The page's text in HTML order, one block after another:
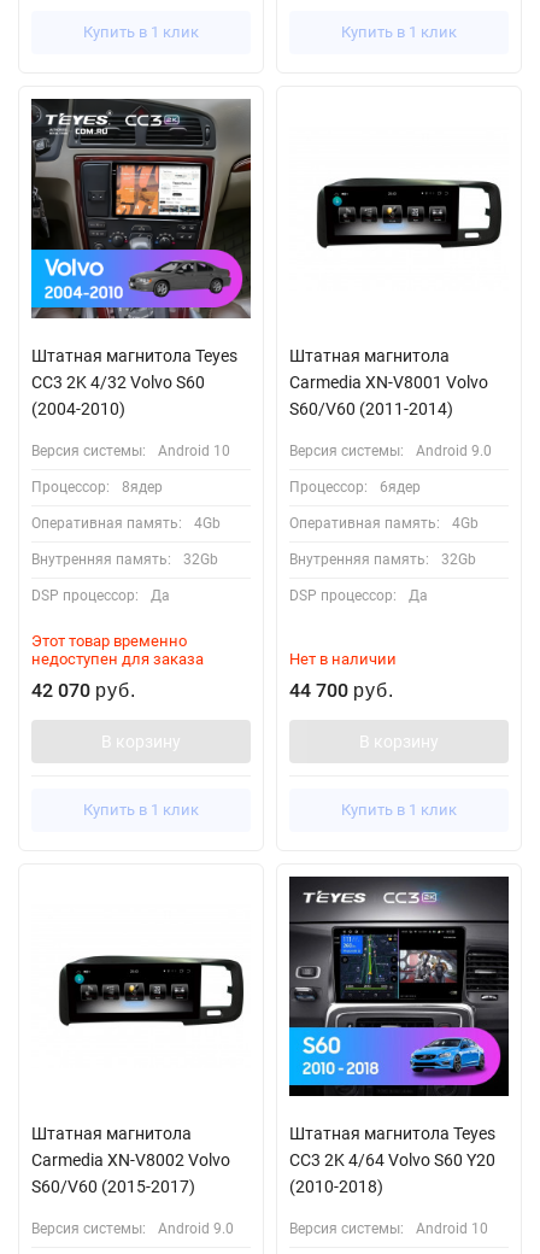
Купить в 1 клик Купить в 1 клик
Штатная магнитола Teyes
CC3 2K 4/32 Volvo S60
(2004-2010)
Версия системы: Android 10
Процессор: 8ядер
Оперативная память: 4Gb
Внутренняя память: 32Gb
DSP процессор: Да
Этот товар временно
недоступен для заказа
42 070 руб.
В корзину
Купить в 1 клик
Штатная магнитола
Carmedia XN-V8001 Volvo
S60/V60 (2011-2014)
Версия системы: Android 9.0
Процессор: 6ядер
Оперативная память: 4Gb
Внутренняя память: 32Gb
DSP процессор: Да
Нет в наличии
44 700 руб.
В корзину
Купить в 1 клик
Штатная магнитола
Carmedia XN-V8002 Volvo
S60/V60 (2015-2017)
Версия системы: Android 9.0
Штатная магнитола Teyes
CC3 2K 4/64 Volvo S60 Y20
(2010-2018)
Версия системы: Android 10